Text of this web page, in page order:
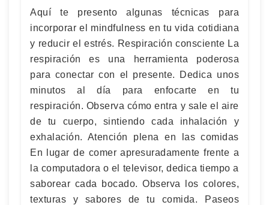
Aquí te presento algunas técnicas para
incorporar el mindfulness en tu vida cotidiana
y reducir el estrés. Respiración consciente La
respiración es una herramienta poderosa
para conectar con el presente. Dedica unos
minutos al día para enfocarte en tu
respiración. Observa cómo entra y sale el aire
de tu cuerpo, sintiendo cada inhalación y
exhalación. Atención plena en las comidas
En lugar de comer apresuradamente frente a
la computadora o el televisor, dedica tiempo a
saborear cada bocado. Observa los colores,
texturas y sabores de tu comida. Paseos